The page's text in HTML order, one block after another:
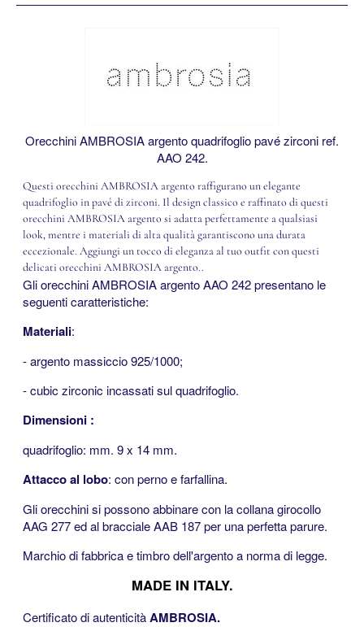
Orecchini AMBROSIA argento quadrifoglio pavé zirconi ref.
AAO 242.
Questi orecchini AMBROSIA argento raffigurano un elegante
quadrifoglio in pavé di zirconi. Il design classico e raffinato di questi
orecchini AMBROSIA argento si adatta perfettamente a qualsiasi
look, mentre i materiali di alta qualità garantiscono una durata
eccezionale. Aggiungi un tocco di eleganza al tuo outfit con questi
delicati orecchini AMBROSIA argento..
Gli orecchini AMBROSIA argento AAO 242 presentano le
seguenti caratteristiche:
Materiali:
- argento massiccio 925/1000;
- cubic zirconic incassati sul quadrifoglio.
Dimensioni :
quadrifoglio: mm. 9 x 14 mm.
Attacco al lobo: con perno e farfallina.
Gli orecchini si possono abbinare con la collana girocollo
AAG 277 ed al bracciale AAB 187 per una perfetta parure.
Marchio di fabbrica e timbro dell'argento a norma di legge.
MADE IN ITALY.
Certificato di autenticitàAMBROSIA.